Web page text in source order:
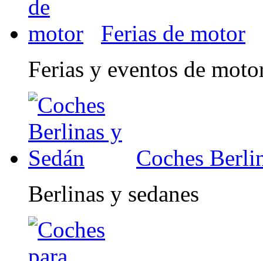
Ferias de motor
Ferias y eventos de
Coches
Berlinas y sedanes